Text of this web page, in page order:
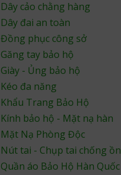
Dây cảo chằng hàng
Dây đai an toàn
Đồng phục công sở
Găng tay bảo hộ
Giày - Ủng bảo hộ
Kéo đa năng
Khẩu Trang Bảo Hộ
Kính bảo hộ - Mặt nạ hàn
Mặt Nạ Phòng Độc
Nút tai - Chụp tai chống ồn
Quần áo Bảo Hộ Hàn Quốc